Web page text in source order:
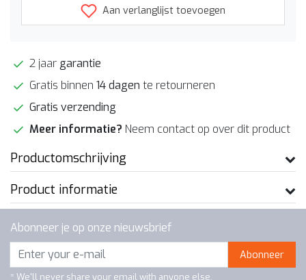
Aan verlanglijst toevoegen
2 jaar garantie
Gratis binnen 14 dagen te retourneren
Gratis verzending
Meer informatie? Neem contact op over dit product
Productomschrijving
Product informatie
Abonneer je op onze nieuwsbrief
Abonneer
* We'll never share your email with anyone else.